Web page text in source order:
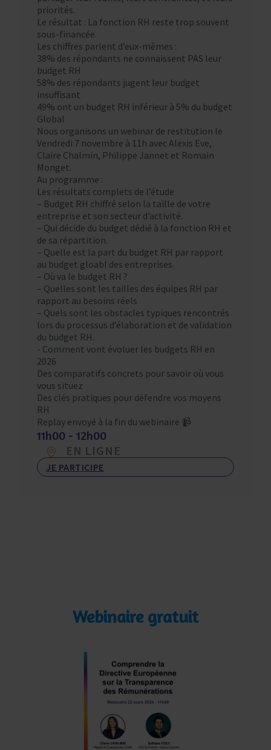
priorités.
Le résultat : La fonction RH reste trop souvent
sous-financée.
Les chiffres parlent d’eux-mêmes :
38% des répondants ne connaissent PAS leur
budget RH
58% des répondants jugent leur budget
insuffisant
49% ont un budget RH inférieur à 5% du budget
Global
Nous organisons un webinar de restitution le
Vendredi 7 novembre à 11h avec Alexis Eve,
Claire Chalmin, Philippe Jannet et Romain
Monget.
Au programme :
Les résultats complets de l’étude
– Budget RH chiffré selon la taille de votre
entreprise et son secteur d’activité.
– Qui décide du budget dédié à la fonction RH et
de sa répartition.
– Quelle est la part du budget RH par rapport
au budget gloabl des entreprises.
– Où va le budget RH ?
– Quelles sont les tailles des équipes RH par
rapport au besoins réels
– Quels sont les obstacles typiques rencontrés
lors du processus d’élaboration et de validation
du budget RH.
​- Comment vont évoluer les budgets RH en
2026
Des comparatifs concrets pour savoir où vous
vous situez
Des clés pratiques pour défendre vos moyens
RH
Replay envoyé à la fin du webinaire 📹
11h00 - 12h00
EN LIGNE
JE PARTICIPE
Webinaire gratuit